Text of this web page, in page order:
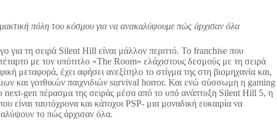
πόλη του κόσμου για να ανακαλύψουμε πώς άρχισαν όλα
για τη σειρά Silent Hill είναι μάλλον περιττό. Το franchise που
με τον υπότιτλο «The Room» ελάχιστους δεσμούς με τη σειρά
μεταφορά, έχει αφήσει ανεξίτηλο το στίγμα της στη βιομηχανία και,
και γοτθικών παιχνιδιών survival horror. Και ενώ σύσσωμη η gaming
next-gen πέρασμα της σειράς μέσα από το υπό ανάπτυξη Silent Hill 5, η
είναι ταυτόχρονα και κάτοχοι PSP- μια μοναδική ευκαιρία να
το πώς άρχισαν όλα.